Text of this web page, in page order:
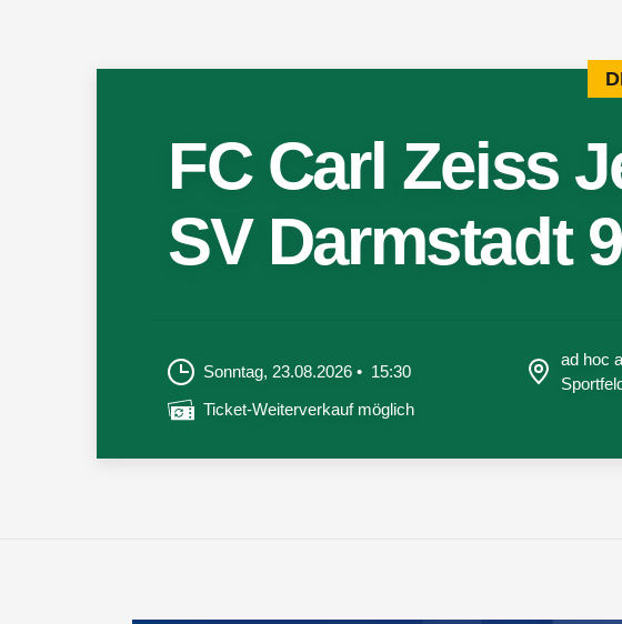
FC Carl Zeiss
SV Darmstadt
Sonntag, 23.08.2026 15:30
ad hoc
Ticket-Weiterverkauf möglich